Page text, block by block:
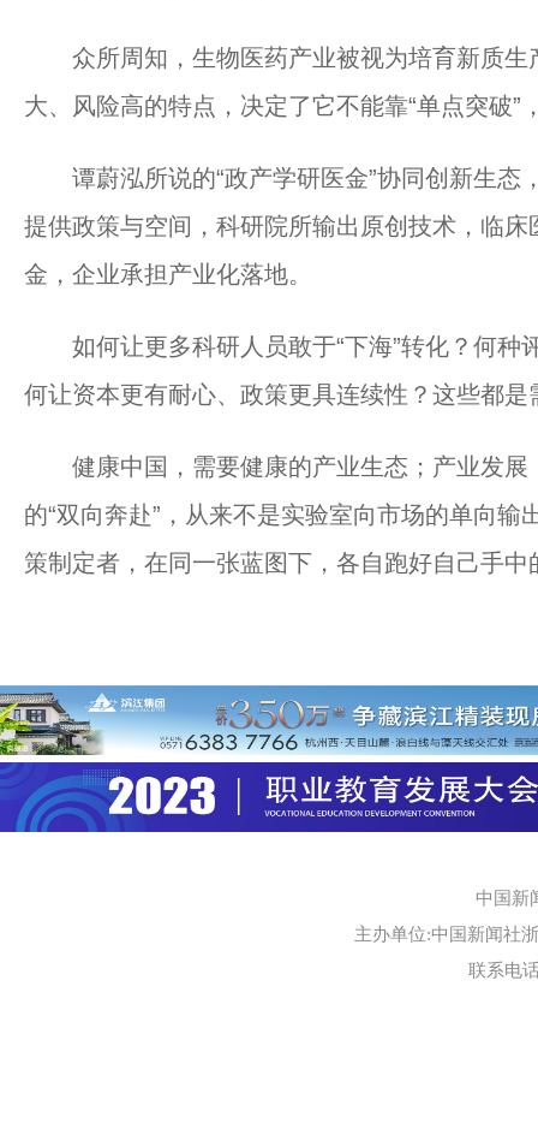
众所周知，生物医药产业被视为培育新质生
大、风险高的特点，决定了它不能靠“单点突破”
谭蔚泓所说的“政产学研医金”协同创新生态
提供政策与空间，科研院所输出原创技术，临
金，企业承担产业化落地。
如何让更多科研人员敢于“下海”转化？何种
何让资本更有耐心、政策更具连续性？这些都
健康中国，需要健康的产业生态；产业发展
的“双向奔赴”，从来不是实验室向市场的单向
策制定者，在同一张蓝图下，各自跑好自己手中
中国新
主办单位:中国新闻社
联系电